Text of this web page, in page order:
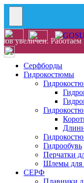
увеличен.
Серфборды
Гидрокостюмы
Гидрообувь
Перчатки
Шлемы для
СЕРФ
Плавники